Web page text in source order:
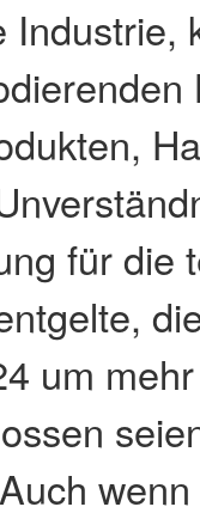
Industrie,
für die
um